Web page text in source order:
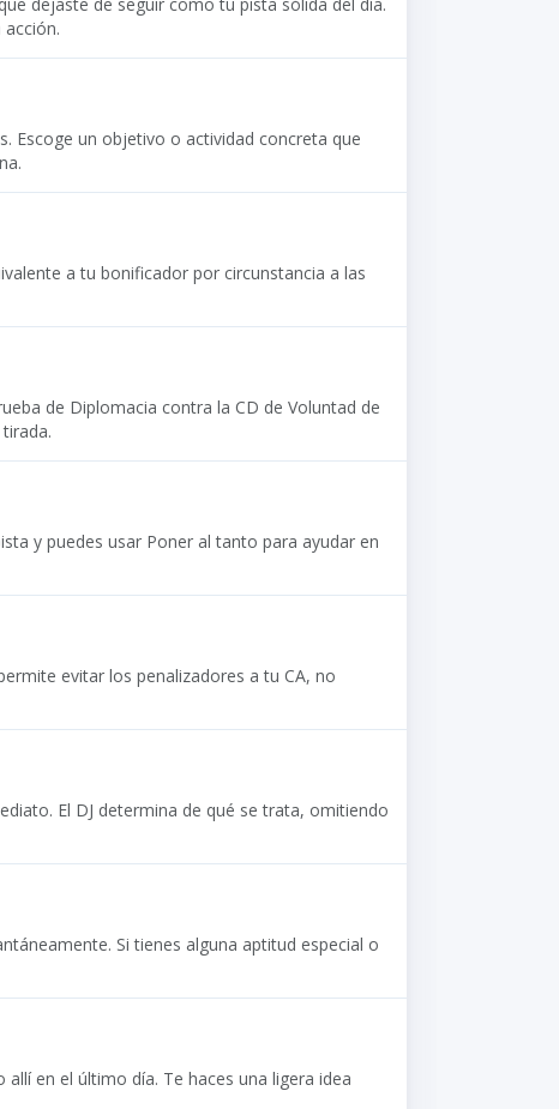
Escoge un objetivo o actividad concreta que
a tu bonificador por circunstancia a las
de Diplomacia contra la CD de Voluntad de
y puedes usar Poner al tanto para ayudar en
evitar los penalizadores a tu CA, no
El DJ determina de qué se trata, omitiendo
Si tienes alguna aptitud especial o
en el último día. Te haces una ligera idea